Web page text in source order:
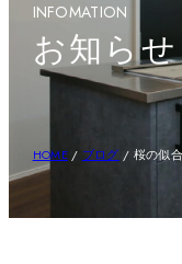
INFOMATION
お知らせ
HOME/ ブログ / 桜の似